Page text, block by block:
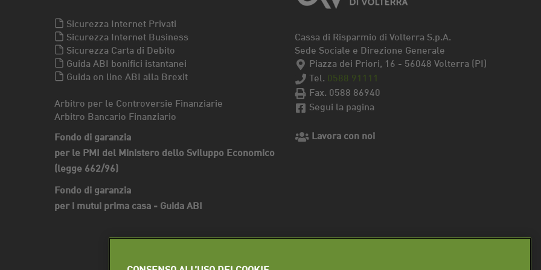
Sicurezza Internet Privati
Sicurezza Internet Business
Sicurezza Carta di Debito
Guida ABI bonifici istantanei
Guida on line ABI alla Brexit
Arbitro per le Controversie Finanziarie
Arbitro Bancario Finanziario
Fondo di garanzia
per le PMI del Ministero dello Sviluppo Economico
(legge 662/96)
Fondo di garanzia
per i mutui prima casa - Guida ABI
Cassa di Risparmio di Volterra S.p.A.
Sede Sociale e Direzione Generale
Piazza dei Priori, 16 - 56048 Volterra (PI)
Tel. 0588 91111
Fax. 0588 86940
Segui la pagina
Lavora con noi